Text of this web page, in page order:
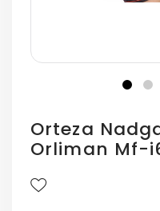
Orteza
Orliman Mf-